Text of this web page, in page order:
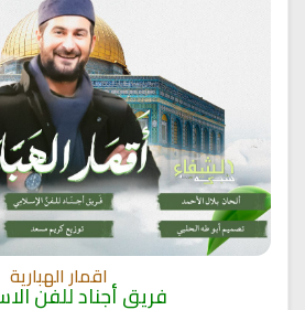
اقمار الهبارية
فريق أجناد للفن